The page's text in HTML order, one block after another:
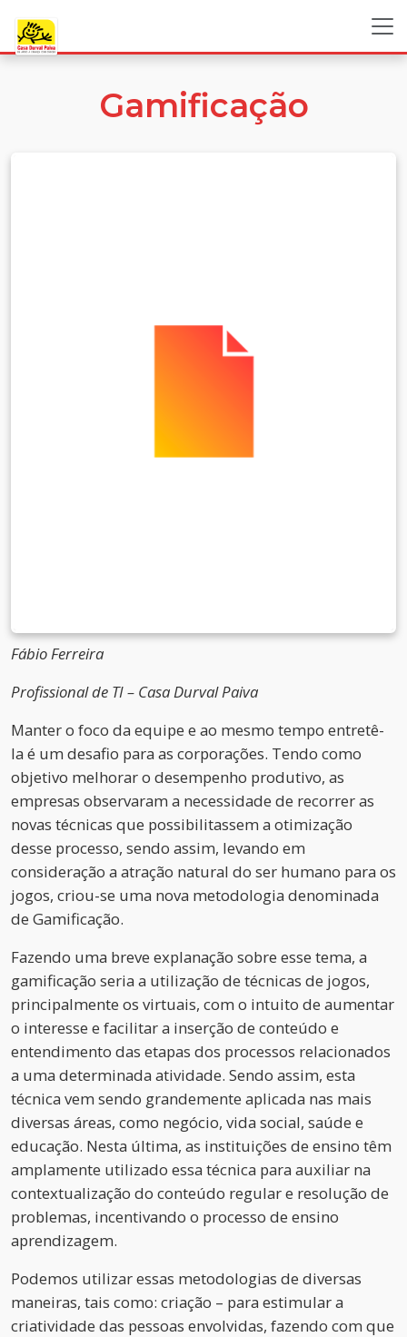
Gamificação
Fábio Ferreira
Profissional de TI – Casa Durval Paiva
Manter o foco da equipe e ao mesmo tempo entretê-
la é um desafio para as corporações. Tendo como
objetivo melhorar o desempenho produtivo, as
empresas observaram a necessidade de recorrer as
novas técnicas que possibilitassem a otimização
desse processo, sendo assim, levando em
consideração a atração natural do ser humano para os
jogos, criou-se uma nova metodologia denominada
de Gamificação.
Fazendo uma breve explanação sobre esse tema, a
gamificação seria a utilização de técnicas de jogos,
principalmente os virtuais, com o intuito de aumentar
o interesse e facilitar a inserção de conteúdo e
entendimento das etapas dos processos relacionados
a uma determinada atividade. Sendo assim, esta
técnica vem sendo grandemente aplicada nas mais
diversas áreas, como negócio, vida social, saúde e
educação. Nesta última, as instituições de ensino têm
amplamente utilizado essa técnica para auxiliar na
contextualização do conteúdo regular e resolução de
problemas, incentivando o processo de ensino
aprendizagem.
Podemos utilizar essas metodologias de diversas
maneiras, tais como: criação – para estimular a
criatividade das pessoas envolvidas, fazendo com que